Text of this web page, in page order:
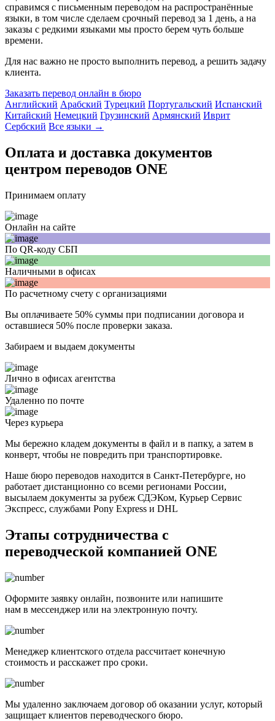
справимся с письменным переводом на распространённые
языки, в том числе сделаем срочный перевод за 1 день, а на
заказы с редкими языками мы просто берем чуть больше
времени.
Для нас важно не просто выполнить перевод, а решить задачу
клиента.
Заказать перевод онлайн в бюро
Английский Арабский Турецкий Португальский Испанский
Китайский Немецкий Грузинский Армянский Иврит
Сербский Все языки →
Оплата и доставка документов
центром переводов ONE
Принимаем оплату
Онлайн на сайте
По QR-коду СБП
Наличными в офисах
По расчетному счету с организациями
Вы оплачиваете 50% суммы при подписании договора и
оставшиеся 50% после проверки заказа.
Забираем и выдаем документы
Лично в офисах агентства
Удаленно по почте
Через курьера
Мы бережно кладем документы в файл и в папку, а затем в
конверт, чтобы не повредить при транспортировке.
Наше бюро переводов находится в Санкт-Петербурге, но
работает дистанционно со всеми регионами России,
высылаем документы за рубеж СДЭКом, Курьер Сервис
Экспресс, службами Pony Express и DHL
Этапы сотрудничества с
переводческой компанией ONE
Оформите заявку онлайн, позвоните или напишите
нам в мессенджер или на электронную почту.
Менеджер клиентского отдела рассчитает конечную
стоимость и расскажет про сроки.
Мы удаленно заключаем договор об оказании услуг, который
защищает клиентов переводческого бюро.